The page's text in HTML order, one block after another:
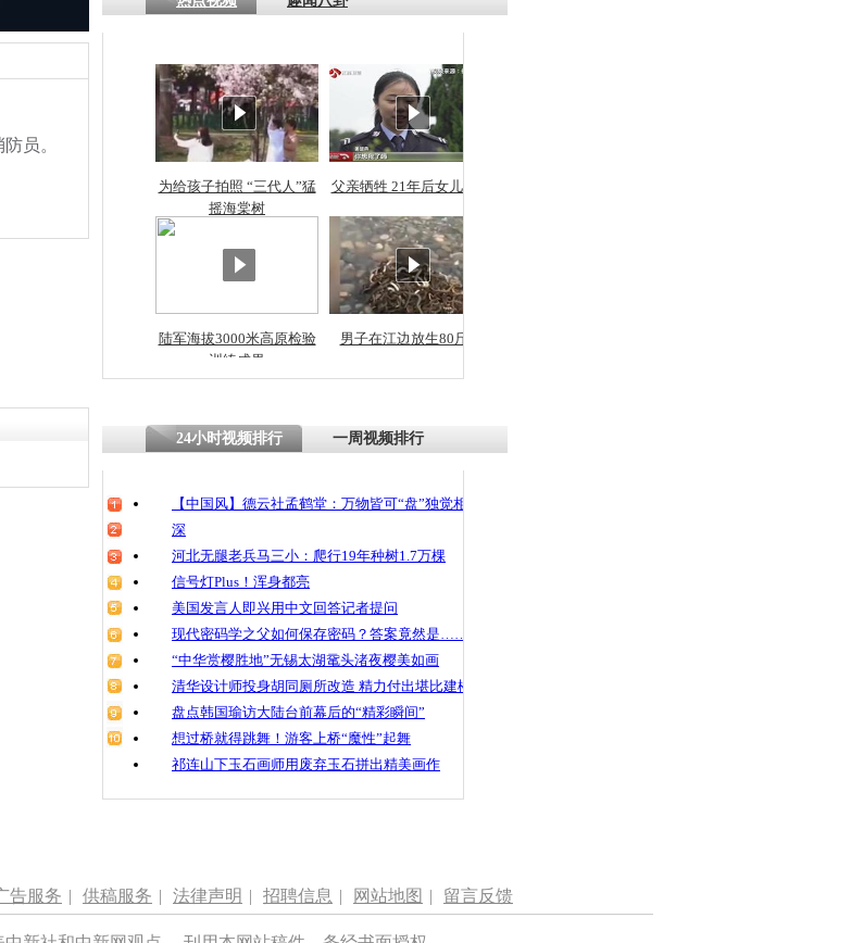
瘑灞€
娉板浗閫€褰圭┖鍐涗
笂灏嗭細姝�-10CE缁
忓彈瀹炴垬妫€楠岋紝
鍚稿紩澶氬浗鍏虫敞涓
ㄤ笘鐣岃
火灾现场父子被困 父
亲从楼上将儿抛给消防
员。
为给孩子拍照 “三代人”猛
摇海棠树
父亲牺牲 21年后女儿从警
陆军海拔3000米高原检验
训练成果
男子在江边放生80斤蛇
24小时视频排行
一周视频排行
【中国风】德云社孟鹤堂：万物皆可“盘”独觉相声
深
河北无腿老兵马三小：爬行19年种树1.7万棵
信号灯Plus！浑身都亮
美国发言人即兴用中文回答记者提问
现代密码学之父如何保存密码？答案竟然是……
“中华赏樱胜地”无锡太湖鼋头渚夜樱美如画
清华设计师投身胡同厕所改造 精力付出堪比建楼
盘点韩国瑜访大陆台前幕后的“精彩瞬间”
想过桥就得跳舞！游客上桥“魔性”起舞
祁连山下玉石画师用废弃玉石拼出精美画作
告服务 | 供稿服务 | 法律声明 | 招聘信息 | 网站地图 | 留言反馈